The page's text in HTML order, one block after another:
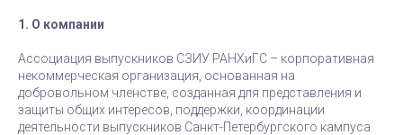
1. О компании
Ассоциация выпускников СЗИУ РАНХиГС – корпоративная
некоммерческая организация, основанная на
добровольном членстве, созданная для представления и
защиты общих интересов, поддержки, координации
деятельности выпускников Санкт-Петербургского кампуса